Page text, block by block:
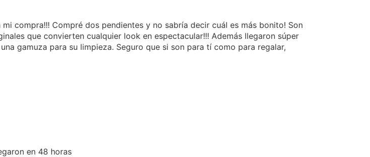
compra!!! Compré dos pendientes y no sabría decir cuál es más bonito! Son
que convierten cualquier look en espectacular!!! Además llegaron súper
gamuza para su limpieza. Seguro que si son para tí como para regalar,
en 48 horas